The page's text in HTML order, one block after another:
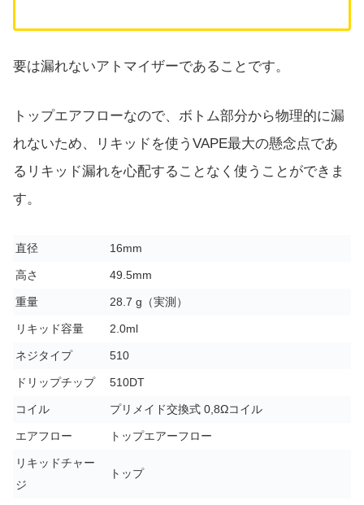
要は漏れないアトマイザーであることです。
トップエアフローなので、ボトム部分から物理的に漏
れないため、リキッドを使うVAPE最大の懸念点であ
るリキッド漏れを心配することなく使うことができま
す。
直径 16mm
高さ 49.5mm
重量 28.7 g（実測）
リキッド容量 2.0ml
ネジタイプ 510
ドリップチップ 510DT
コイル プリメイド交換式 0,8Ωコイル
エアフロー トップエアーフロー
リキッドチャー
ジ
トップ